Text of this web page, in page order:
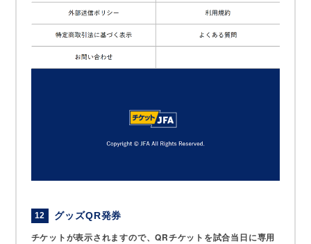
12 グッズQR発券
チケットが表示されますので、QRチケットを試合当日に専用